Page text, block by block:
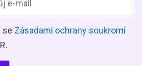
se Zásadami ochrany soukromí